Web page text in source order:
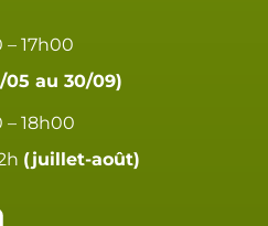
– 17h00
05 au 30/09)
– 18h00
(juillet-août)